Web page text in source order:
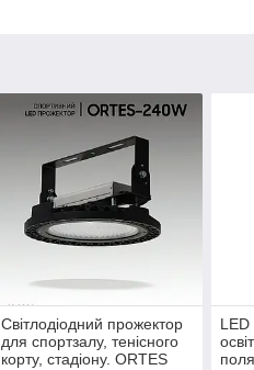
Світлодіодний прожектор
для спортзалу, тенісного
корту, стадіону. ORTES
LED